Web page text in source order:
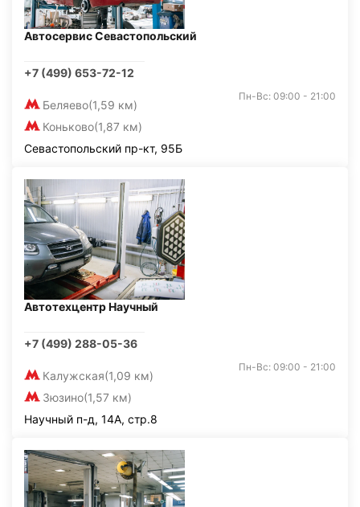
Автосервис Севастопольский
+7 (499) 653-72-12
Беляево(1,59 км)
Коньково(1,87 км)
Пн-Вс: 09:00 - 21:00
Севастопольский пр-кт, 95Б
Автотехцентр Научный
+7 (499) 288-05-36
Калужская(1,09 км)
Зюзино(1,57 км)
Пн-Вс: 09:00 - 21:00
Научный п-д, 14А, стр.8